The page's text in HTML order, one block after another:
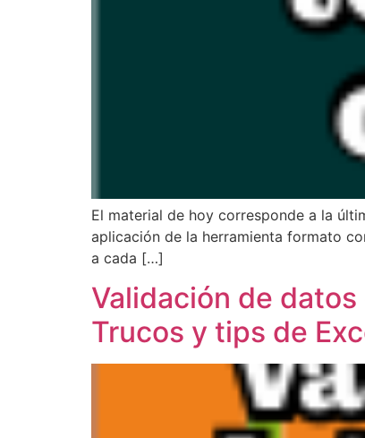
El material de hoy corresponde a la
aplicación de la herramienta formato
a cada […]
Validación de
Trucos y tips de